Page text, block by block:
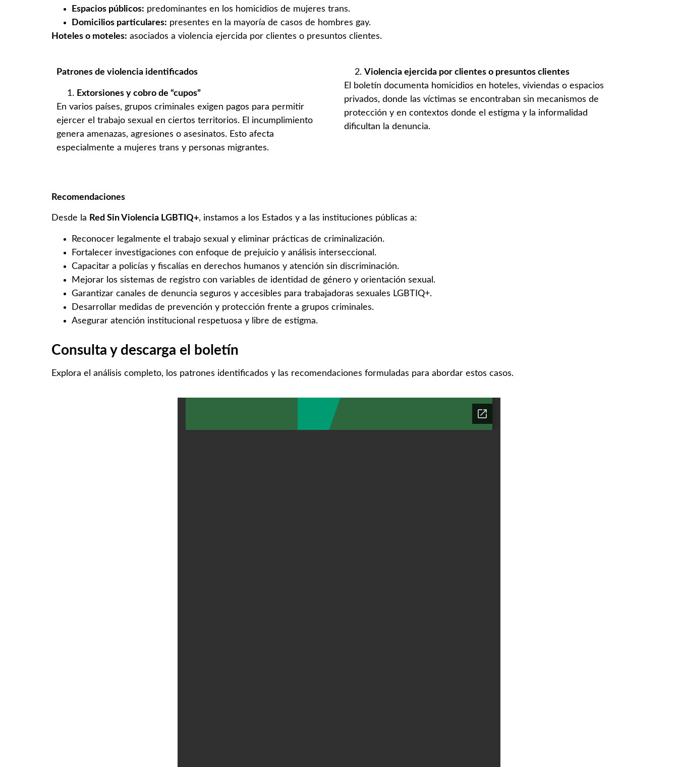
Espacios públicos: predominantes en los homicidios de mujeres trans.
Domicilios particulares: presentes en la mayoría de casos de hombres gay.
Hoteles o moteles: asociados a violencia ejercida por clientes o presuntos clientes.
Patrones de violencia identificados
Extorsiones y cobro de “cupos”
En varios países, grupos criminales exigen pagos para permitir
ejercer el trabajo sexual en ciertos territorios. El incumplimiento
genera amenazas, agresiones o asesinatos. Esto afecta
especialmente a mujeres trans y personas migrantes.
Violencia ejercida por clientes o presuntos clientes
El boletín documenta homicidios en hoteles, viviendas o espacios
privados, donde las víctimas se encontraban sin mecanismos de
protección y en contextos donde el estigma y la informalidad
dificultan la denuncia.
Recomendaciones
Desde la Red Sin Violencia LGBTIQ+, instamos a los Estados y a las instituciones públicas a:
Reconocer legalmente el trabajo sexual y eliminar prácticas de criminalización.
Fortalecer investigaciones con enfoque de prejuicio y análisis interseccional.
Capacitar a policías y fiscalías en derechos humanos y atención sin discriminación.
Mejorar los sistemas de registro con variables de identidad de género y orientación sexual.
Garantizar canales de denuncia seguros y accesibles para trabajadoras sexuales LGBTIQ+.
Desarrollar medidas de prevención y protección frente a grupos criminales.
Asegurar atención institucional respetuosa y libre de estigma.
Consulta y descarga el boletín
Explora el análisis completo, los patrones identificados y las recomendaciones formuladas para abordar estos casos.